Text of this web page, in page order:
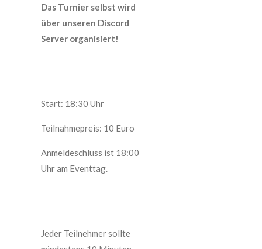
Das Turnier selbst wird
über unseren Discord
Server organisiert!
Start: 18:30 Uhr
Teilnahmepreis: 10 Euro
Anmeldeschluss ist 18:00
Uhr am Eventtag.
Jeder Teilnehmer sollte